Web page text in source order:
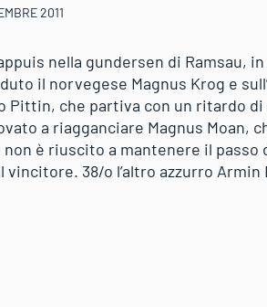
2011
nella gundersen di Ramsau, in
il norvegese Magnus Krog e
Pittin, che partiva con un ritardo
a riagganciare Magnus Moan,
è riuscito a mantenere il passo
38/o l’altro azzurro Armin